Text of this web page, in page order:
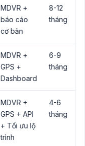
MDVR +
báo cáo
cơ bản
8-12
tháng
MDVR +
GPS +
Dashboard
6-9
tháng
MDVR +
GPS + API
+ Tối ưu lộ
trình
4-6
tháng